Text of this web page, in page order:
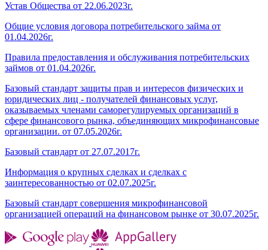
Устав Общества от 22.06.2023г.
Общие условия договора потребительского займа от
01.04.2026г.
Правила предоставления и обслуживания потребительских
займов от 01.04.2026г.
Базовый стандарт защиты прав и интересов физических и
юридических лиц - получателей финансовых услуг,
оказываемых членами саморегулируемых организаций в
сфере финансового рынка, объединяющих микрофинансовые
организации. от 07.05.2026г.
Базовый стандарт от 27.07.2017г.
Информация о крупных сделках и сделках с
заинтересованностью от 02.07.2025г.
Базовый стандарт совершения микрофинансовой
организацией операций на финансовом рынке от 30.07.2025г.